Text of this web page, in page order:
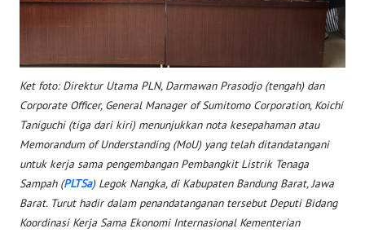
Ket foto: Direktur Utama PLN, Darmawan Prasodjo (tengah) dan
Corporate Officer, General Manager of Sumitomo Corporation, Koichi
Taniguchi (tiga dari kiri) menunjukkan nota kesepahaman atau
Memorandum of Understanding (MoU) yang telah ditandatangani
untuk kerja sama pengembangan Pembangkit Listrik Tenaga
Sampah (PLTSa) Legok Nangka, di Kabupaten Bandung Barat, Jawa
Barat. Turut hadir dalam penandatanganan tersebut Deputi Bidang
Koordinasi Kerja Sama Ekonomi Internasional Kementerian
WN
PAPUA
WN
RIAU
WN
SERAMBI
WN
JAMBI